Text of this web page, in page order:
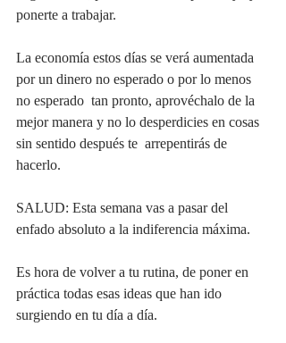
ponerte a trabajar.
La economía estos días se verá aumentada
por un dinero no esperado o por lo menos
no esperado  tan pronto, aprovéchalo de la
mejor manera y no lo desperdicies en cosas
sin sentido después te  arrepentirás de
hacerlo.
SALUD: Esta semana vas a pasar del
enfado absoluto a la indiferencia máxima.
Es hora de volver a tu rutina, de poner en
práctica todas esas ideas que han ido
surgiendo en tu día a día.